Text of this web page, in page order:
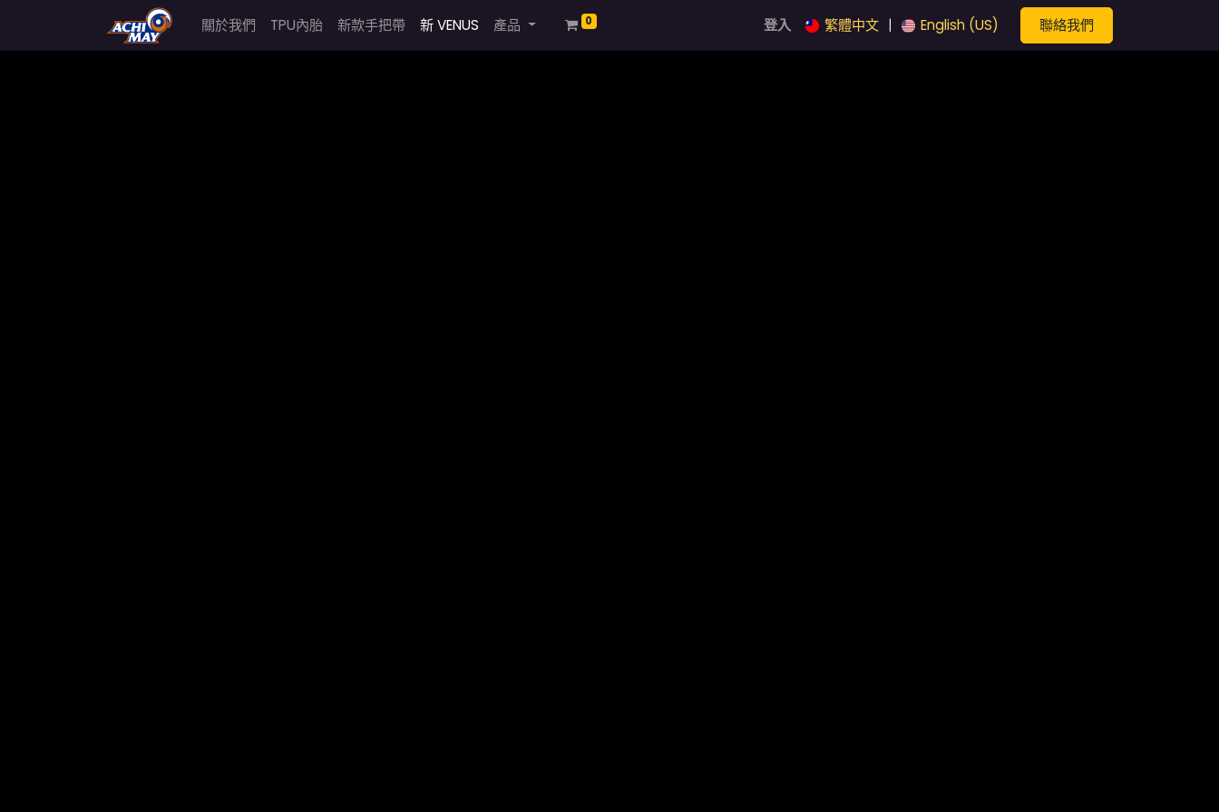
關於我們 TPU內胎 新款手把帶 新 VENUS 產品 0 登入 繁體中文 English (US) 聯絡我們